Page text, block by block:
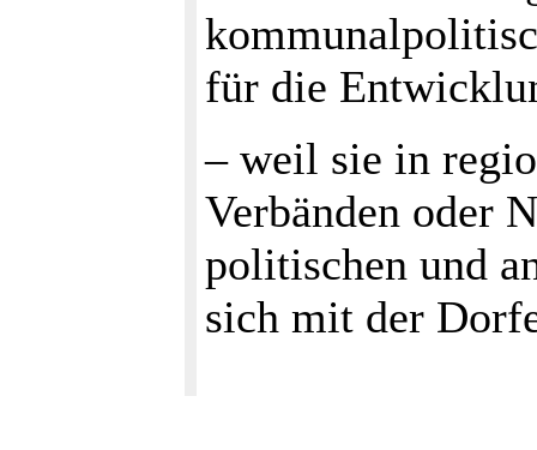
für die
– weil sie in
Verbänden oder
politischen und
sich mit der